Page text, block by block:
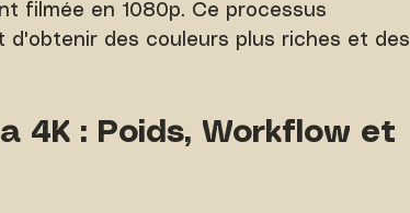
filmée en 1080p. Ce processus
d'obtenir des couleurs plus riches et des
4K : Poids, Workflow et